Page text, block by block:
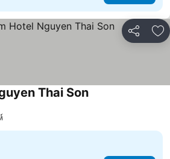
แชร์ เ
Thai Sonดูราคา